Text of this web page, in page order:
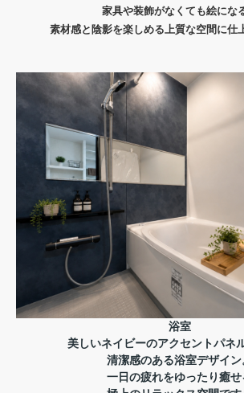
家具や装飾がなくても絵になる
素材感と陰影を楽しめる上質な空間に仕
浴室
美しいネイビーのアクセントパネ
清潔感のある浴室デザイン
一日の疲れをゆったり癒せ